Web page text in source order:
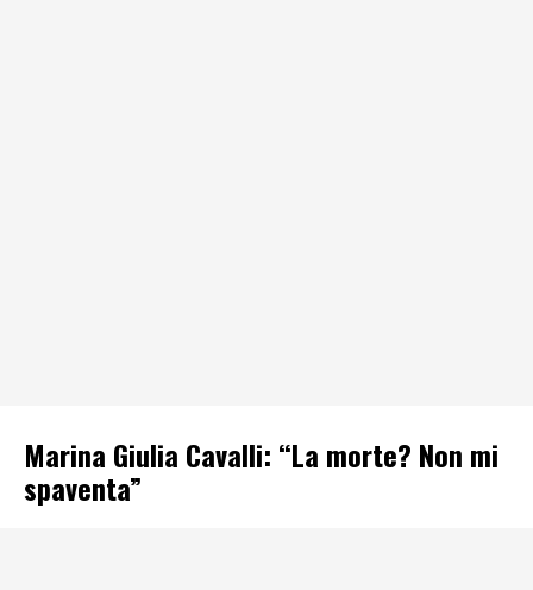
Marina Giulia Cavalli: “La morte? Non mi
spaventa”